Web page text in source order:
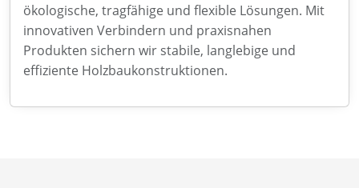
ökologische, tragfähige und flexible Lösungen. Mit
innovativen Verbindern und praxisnahen
Produkten sichern wir stabile, langlebige und
effiziente Holzbaukonstruktionen.